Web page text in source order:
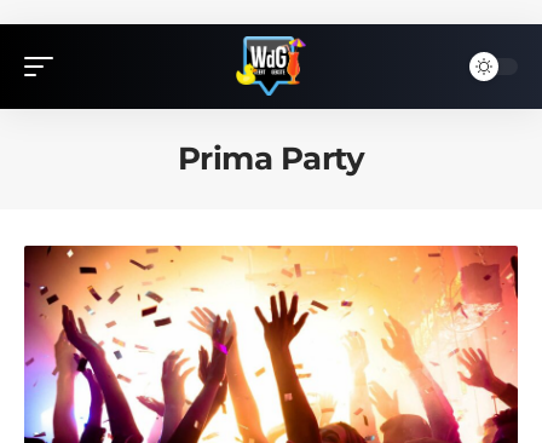
Prima Party